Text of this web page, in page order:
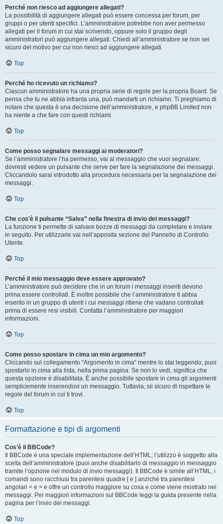
Perché non riesco ad aggiungere allegati?
La possibilità di aggiungere allegati può essere concessa per forum, per
gruppi o per utenti specifici. L’amministratore potrebbe non aver permesso
allegati per il forum in cui stai scrivendo, oppure solo il gruppo degli
amministratori può aggiungere allegati. Chiedi all’amministratore se non sei
sicuro del motivo per cui non riesci ad aggiungere allegati.
Top
Perché ho ricevuto un richiamo?
Ciascun amministratore ha una propria serie di regole per la propria Board. Se
pensa che tu ne abbia infranta una, può mandarti un richiamo. Ti preghiamo di
notare che questa è una decisione dell’amministratore, e phpBB Limited non
ha niente a che fare con questi richiami.
Top
Come posso segnalare messaggi ai moderatori?
Se l’amministratore l’ha permesso, vai al messaggio che vuoi segnalare:
dovresti vedere un pulsante che serve per fare la segnalazione dei messaggi.
Cliccandolo sarai introdotto alla procedura necessaria per la segnalazione dei
messaggi.
Top
Che cos’è il pulsante “Salva” nella finestra di invio dei messaggi?
La funzione ti permette di salvare bozze di messaggi da completare e inviare
in seguito. Per utilizzarle vai nell’apposita sezione del Pannello di Controllo
Utente.
Top
Perché il mio messaggio deve essere approvato?
L’amministratore può decidere che in un forum i messaggi inseriti devono
prima essere controllati. È inoltre possibile che l’amministratore ti abbia
inserito in un gruppo di utenti i cui messaggi ritiene che vadano controllati
prima di essere resi visibili. Contatta l’amministratore per maggiori
informazioni.
Top
Come posso spostare in cima un mio argomento?
Cliccando sul collegamento “Argomento in cima” mentre lo stai leggendo, puoi
spostarlo in cima alla lista, nella prima pagina. Se non lo vedi, significa che
questa opzione è disabilitata. È anche possibile spostare in cima gli argomenti
semplicemente inserendovi un messaggio. Tuttavia, sii sicuro di rispettare le
regole del forum in cui ti trovi.
Top
Formattazione e tipi di argomenti
Cos’è il BBCode?
Il BBCode è una speciale implementazione dell’HTML; l’utilizzo è soggetto alla
scelta dell’amministratore (puoi anche disabilitarlo di messaggio in messaggio
tramite l’opzione nel modulo di invio messaggi). Il BBCode è simile all’HTML, i
comandi sono racchiusi tra parentesi quadre [ e ] anziché tra parentesi
angolari < e > e offre un controllo maggiore su cosa e come viene mostrato nei
messaggi. Per maggiori informazioni sul BBCode leggi la guida presente nella
pagina per l’invio dei messaggi.
Top